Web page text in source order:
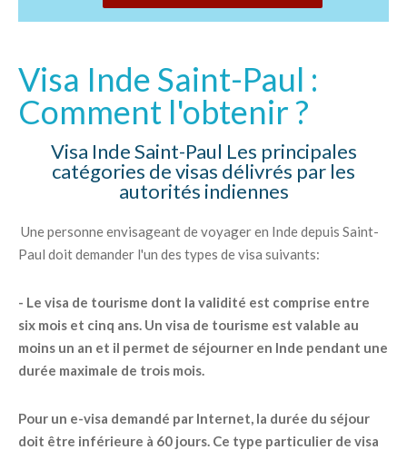
Visa Inde Saint-Paul :
Comment l'obtenir ?
Visa Inde Saint-Paul Les principales
catégories de visas délivrés par les
autorités indiennes
Une personne envisageant de voyager en Inde depuis Saint-
Paul doit demander l'un des types de visa suivants:
- Le visa de tourisme dont la validité est comprise entre
six mois et cinq ans. Un visa de tourisme est valable au
moins un an et il permet de séjourner en Inde pendant une
durée maximale de trois mois.
Pour un e-visa demandé par Internet, la durée du séjour
doit être inférieure à 60 jours. Ce type particulier de visa